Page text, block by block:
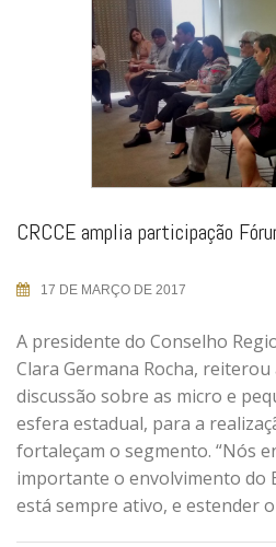
CRCCE amplia participação
17 DE MARÇO DE 2017
A presidente do Conselho
Clara Germana Rocha,
discussão sobre as micro e
esfera estadual, para a
fortaleçam o segmento. “Nós
importante o envolvimento do
está sempre ativo, e estender